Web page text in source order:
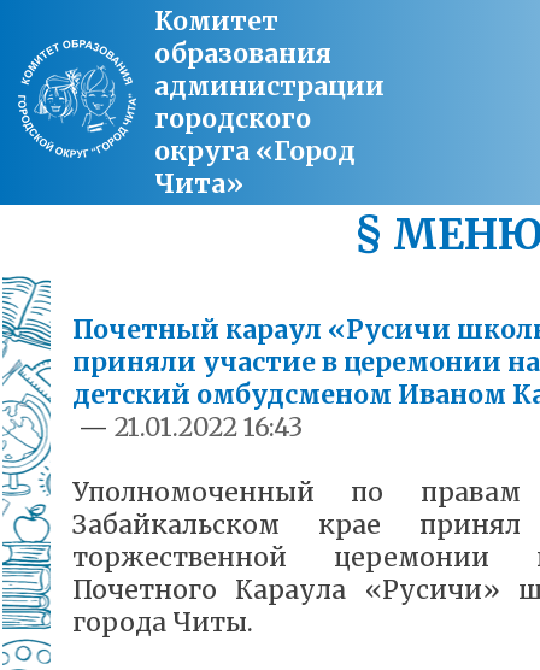
Комитет
образования
администрации
городского
округа «Город
Чита»
§
Почетный караул «Русичи
приняли участие в церемонии
детский омбудсменом Иваном
— 21.01.2022 16:43
Уполномоченный по
Забайкальском крае
торжественной церемонии
Почетного Караула
города Читы.